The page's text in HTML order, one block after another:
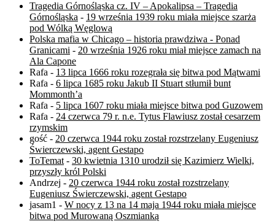
Tragedia Górnośląska cz. IV – Apokalipsa – Tragedia
Górnośląska - 19 września 1939 roku miała miejsce szarża
pod Wólką Węglową
Polska mafia w Chicago – historia prawdziwa - Ponad
Granicami - 20 września 1926 roku miał miejsce zamach na
Ala Capone
Rafa - 13 lipca 1666 roku rozegrała się bitwa pod Mątwami
Rafa - 6 lipca 1685 roku Jakub II Stuart stłumił bunt
Mommonth’a
Rafa - 5 lipca 1607 roku miała miejsce bitwa pod Guzowem
Rafa - 24 czerwca 79 r. n.e. Tytus Flawiusz został cesarzem
rzymskim
gość - 20 czerwca 1944 roku został rozstrzelany Eugeniusz
Świerczewski, agent Gestapo
ToTemat - 30 kwietnia 1310 urodził się Kazimierz Wielki,
przyszły król Polski
Andrzej - 20 czerwca 1944 roku został rozstrzelany
Eugeniusz Świerczewski, agent Gestapo
jasam1 - W nocy z 13 na 14 maja 1944 roku miała miejsce
bitwa pod Murowaną Oszmianką